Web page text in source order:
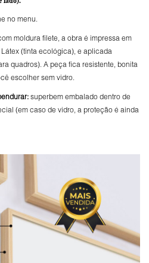
no menu.
moldura filete, a obra é impressa em
(tinta ecológica), e aplicada
quadros). A peça fica resistente, bonita
escolher sem vidro.
superbem embalado dentro de
(em caso de vidro, a proteção é ainda